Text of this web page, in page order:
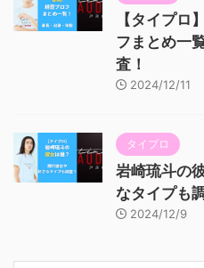
【タイプロ
フまとめ一
査！
2024/12/11
タイプロ
岩崎琉斗の
なタイプも
2024/12/9